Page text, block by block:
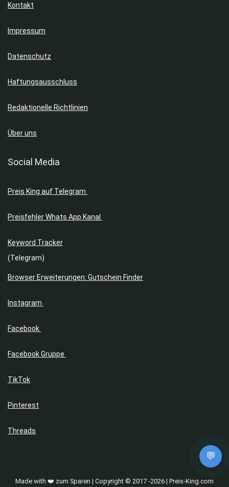
Kontakt
Impressum
Datenschutz
Haftungsausschluss
Redaktionelle Richtlinien
Über uns
Social Media
Preis King auf Telegram
Preisfehler Whats App Kanal
Keyword Tracker
(Telegram)
Browser Erweiterungen: Gutschein Finder
Instagram
Facebook
Facebook Gruppe
TikTok
Pinterest
Threads
Made with ❤️ zum Sparen | Copyright © 2017 -2026 | Preis-King.com
💬